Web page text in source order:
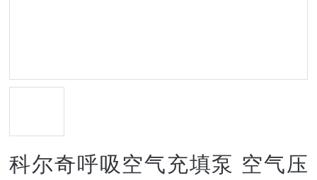
科尔奇呼吸空气充填泵 空气压